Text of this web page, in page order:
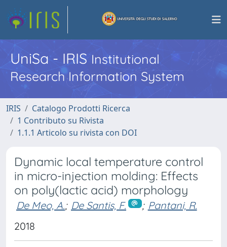
UniSa - IRISInstitutional
Research Information System
IRIS
Catalogo Prodotti Ricerca
1 Contributo su Rivista
1.1.1 Articolo su rivista con DOI
Dynamic local temperature control
in micro-injection molding: Effects
on poly(lactic acid) morphology
De Meo, A.; De Santis, F. ; Pantani, R.
2018